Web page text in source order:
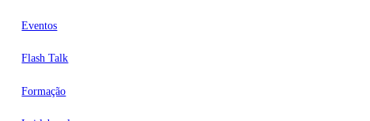
Eventos
Flash Talk
Formação